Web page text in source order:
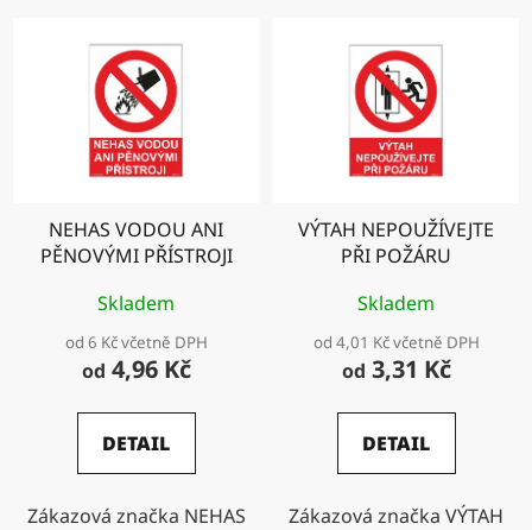
NEHAS VODOU ANI
PĚNOVÝMI PŘÍSTROJI
Skladem
od 6 Kč včetně DPH
od 4,96 Kč
DETAIL
Zákazová značka NEHAS
VÝTAH NEPOUŽÍVEJTE
PŘI POŽÁRU
Skladem
od 4,01 Kč včetně DPH
od 3,31 Kč
DETAIL
Zákazová značka VÝTAH